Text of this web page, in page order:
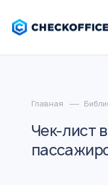
Главная
Чек-лист